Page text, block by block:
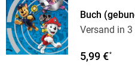
Buch
Versand in 3
5,99 €*